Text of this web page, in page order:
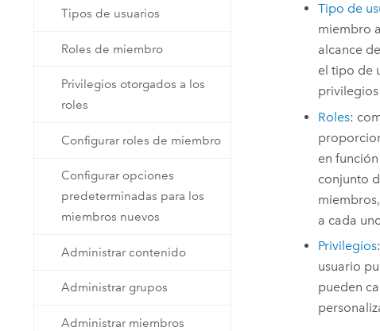
Tipos de usuarios
Roles de miembro
Privilegios otorgados a los
roles
Configurar roles de miembro
Configurar opciones
predeterminadas para los
miembros nuevos
Administrar contenido
Administrar grupos
Administrar miembros
Tipo de
miembro
alcance
el tipo de
Roles:
en
conjunto
a cada
Privilegios
usuario
pueden